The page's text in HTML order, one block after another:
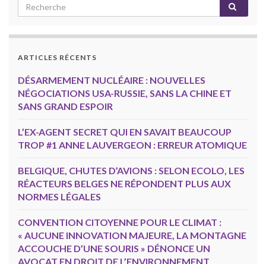
ARTICLES RÉCENTS
DÉSARMEMENT NUCLÉAIRE : NOUVELLES
NÉGOCIATIONS USA-RUSSIE, SANS LA CHINE ET
SANS GRAND ESPOIR
L’EX-AGENT SECRET QUI EN SAVAIT BEAUCOUP
TROP #1 ANNE LAUVERGEON : ERREUR ATOMIQUE
BELGIQUE, CHUTES D’AVIONS : SELON ECOLO, LES
RÉACTEURS BELGES NE RÉPONDENT PLUS AUX
NORMES LÉGALES
CONVENTION CITOYENNE POUR LE CLIMAT :
« AUCUNE INNOVATION MAJEURE, LA MONTAGNE
ACCOUCHE D’UNE SOURIS » DÉNONCE UN
AVOCAT EN DROIT DE L’ENVIRONNEMENT